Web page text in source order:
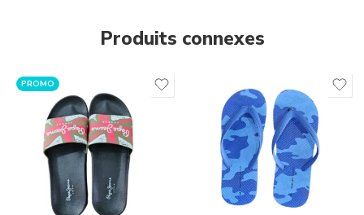
Produits connexes
PROMO